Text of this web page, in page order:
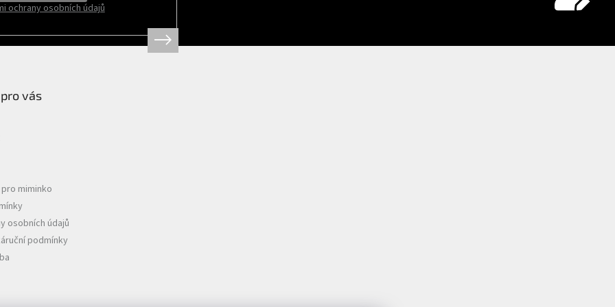
ochrany osobních údajů
vás
miminko
osobních údajů
podmínky